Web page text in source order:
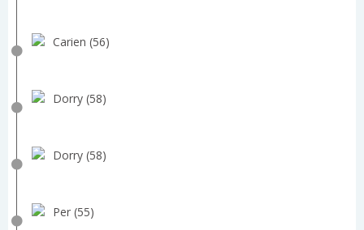
Carien (56)
Dorry (58)
Dorry (58)
Per (55)